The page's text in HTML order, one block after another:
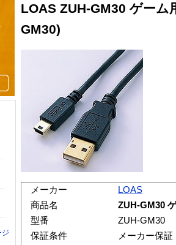
LOAS ZUH-GM30 ゲーム
GM30)
メーカー
LOAS
商品名
ZUH-GM30
型番
ZUH-GM30
保証条件
メーカー保証
ジ